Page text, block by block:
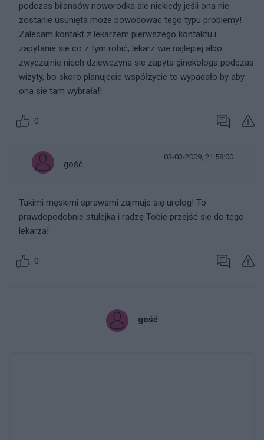
podczas bilansów noworodka ale niekiedy jeśli ona nie
zostanie usunięta może powodowac tego typu problemy!
Zalecam kontakt z lekarzem pierwszego kontaktu i
zapytanie sie co z tym robić, lekarz wie najlepiej albo
zwyczajnie niech dziewczyna sie zapyta ginekologa podczas
wizyty, bo skoro planujecie współżycie to wypadało by aby
ona sie tam wybrała!!
0
gość
03-03-2009, 21:58:00
Takimi męskimi sprawami zajmuje się urolog! To
prawdopodobnie stulejka i radzę Tobie przejść sie do tego
lekarza!
0
gość